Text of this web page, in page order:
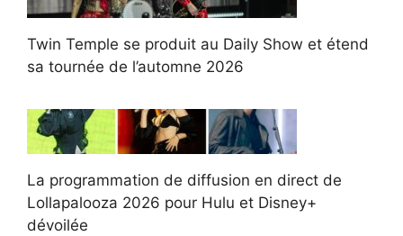
Twin Temple se produit au Daily Show et étend
sa tournée de l’automne 2026
La programmation de diffusion en direct de
Lollapalooza 2026 pour Hulu et Disney+
dévoilée